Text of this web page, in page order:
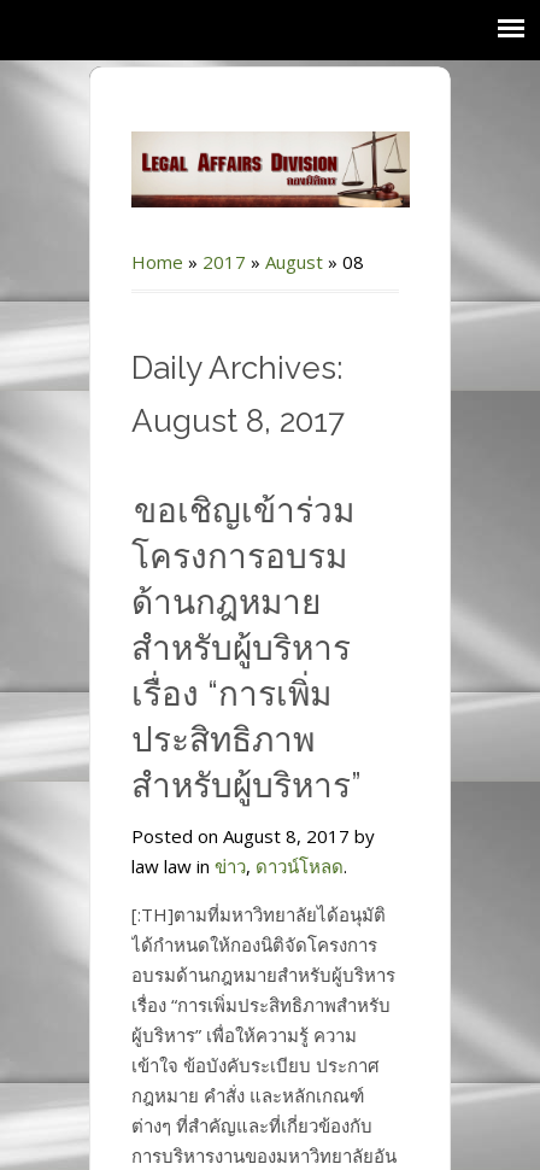
Home » 2017 » August » 08
Daily Archives:
August 8, 2017
ขอเชิญเข้าร่วม
โครงการอบรม
ด้านกฎหมาย
สำหรับผู้บริหาร
เรื่อง “การเพิ่ม
ประสิทธิภาพ
สำหรับผู้บริหาร”
Posted on August 8, 2017 by
law law in ข่าว, ดาวน์โหลด.
[:TH]ตามที่มหาวิทยาลัยได้อนุมัติ
ได้กำหนดให้กองนิติจัดโครงการ
อบรมด้านกฎหมายสำหรับผู้บริหาร
เรื่อง “การเพิ่มประสิทธิภาพสำหรับ
ผู้บริหาร” เพื่อให้ความรู้ ความ
เข้าใจ ข้อบังคับระเบียบ ประกาศ
กฎหมาย คำสั่ง และหลักเกณฑ์
ต่างๆ ที่สำคัญและที่เกี่ยวข้องกับ
การบริหารงานของมหาวิทยาลัยอัน